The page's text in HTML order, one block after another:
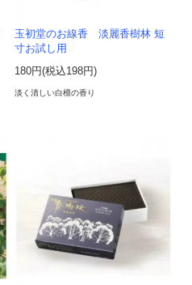
玉初堂のお線香 淡麗香樹林 短
寸お試し用
180円(税込198円)
淡く清しい白檀の香り